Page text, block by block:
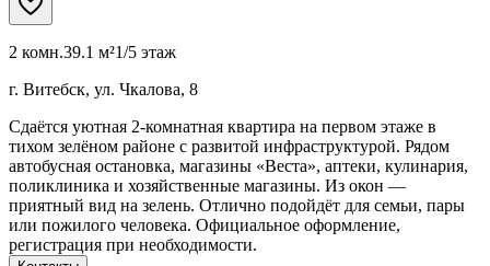
2 комн.39.1 м²1/5 этаж
г. Витебск, ул. Чкалова, 8
Сдаётся уютная 2-комнатная квартира на первом этаже в
тихом зелёном районе с развитой инфраструктурой. Рядом
автобусная остановка, магазины «Веста», аптеки, кулинария,
поликлиника и хозяйственные магазины. Из окон —
приятный вид на зелень. Отлично подойдёт для семьи, пары
или пожилого человека. Официальное оформление,
регистрация при необходимости.